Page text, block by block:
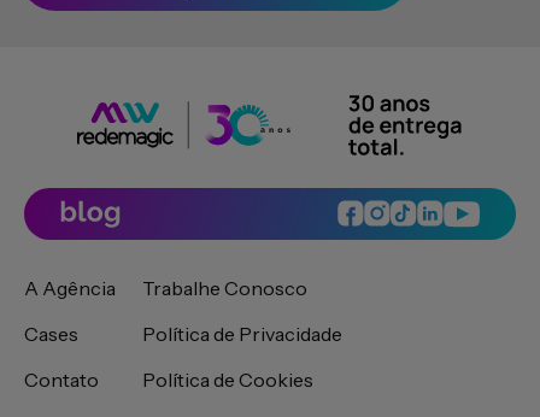
A Agência
Cases
Contato
Trabalhe Conosco
Política de Privacidade
Política de Cookies